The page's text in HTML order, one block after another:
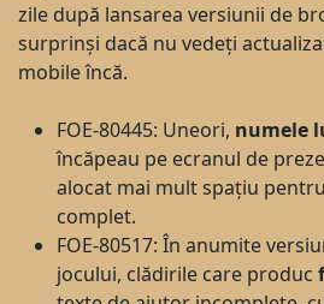
zile după lansarea versiunii de
surprinși dacă nu vedeți
mobile încă.
FOE-80445: Uneori, numele
încăpeau pe ecranul de
alocat mai mult spațiu
complet.
FOE-80517: În anumite
jocului, clădirile care produc